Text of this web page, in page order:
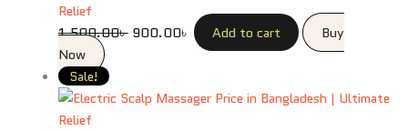
Relief
1,500.00৳ 900.00৳ Add to cart
Buy
Now
Sale!